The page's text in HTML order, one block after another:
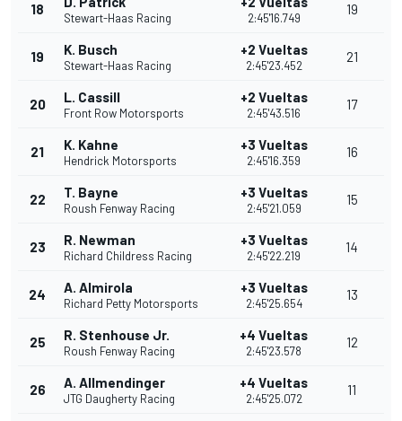
18
Stewart-Haas Racing 2:45'16.749
19
19 K. Busch
Stewart-Haas Racing
+2 Vueltas
2:45'23.452
21
20 L. Cassill
Front Row Motorsports
+2 Vueltas
2:45'43.516
17
21 K. Kahne
Hendrick Motorsports
+3 Vueltas
2:45'16.359
16
22 T. Bayne
Roush Fenway Racing
+3 Vueltas
2:45'21.059
15
23 R. Newman
Richard Childress Racing
+3 Vueltas
2:45'22.219
14
24 A. Almirola
Richard Petty Motorsports
+3 Vueltas
2:45'25.654
13
25 R. Stenhouse Jr.
Roush Fenway Racing
+4 Vueltas
2:45'23.578
12
26 A. Allmendinger
JTG Daugherty Racing
+4 Vueltas
2:45'25.072
11